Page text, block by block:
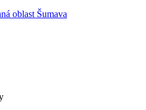
oblast Šumava